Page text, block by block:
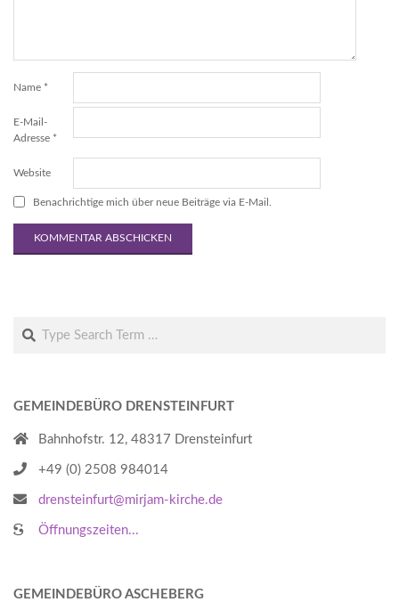
Name *
E-Mail-
Adresse *
Website
Benachrichtige mich über neue Beiträge via E-Mail.
GEMEINDEBÜRO DRENSTEINFURT
Bahnhofstr. 12, 48317 Drensteinfurt
+49 (0) 2508 984014
drensteinfurt@mirjam-kirche.de
Öffnungszeiten...
GEMEINDEBÜRO ASCHEBERG